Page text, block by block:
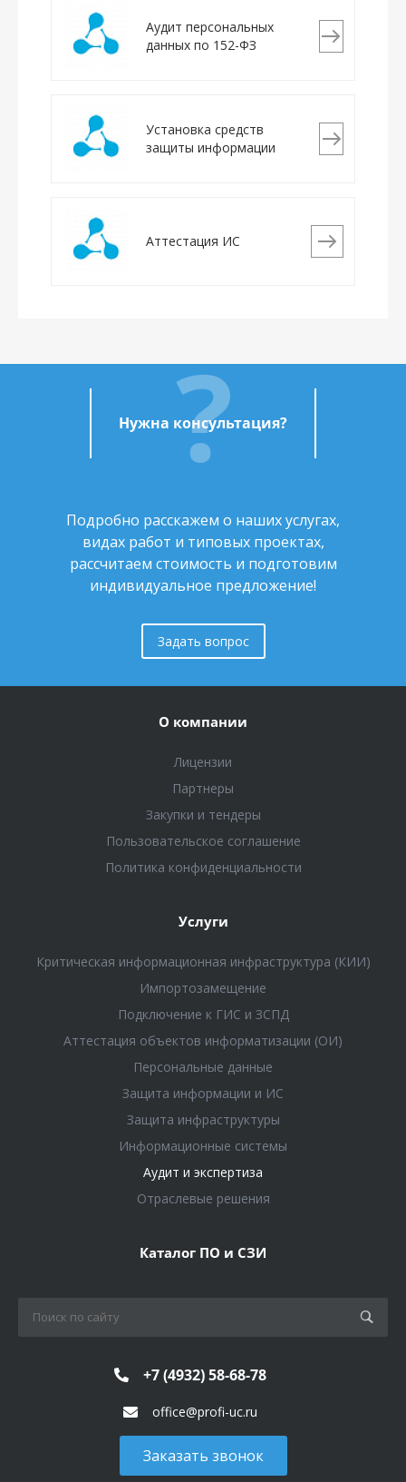
Аудит персональных
данных по 152-ФЗ
Установка средств
защиты информации
Аттестация ИС
Нужна консультация?
Подробно расскажем о наших услугах,
видах работ и типовых проектах,
рассчитаем стоимость и подготовим
индивидуальное предложение!
Задать вопрос
О компании
Лицензии
Партнеры
Закупки и тендеры
Пользовательское соглашение
Политика конфиденциальности
Услуги
Критическая информационная инфраструктура (КИИ)
Импортозамещение
Подключение к ГИС и ЗСПД
Аттестация объектов информатизации (ОИ)
Персональные данные
Защита информации и ИС
Защита инфраструктуры
Информационные системы
Аудит и экспертиза
Отраслевые решения
Каталог ПО и СЗИ
+7 (4932) 58-68-78
office@profi-uc.ru
Заказать звонок